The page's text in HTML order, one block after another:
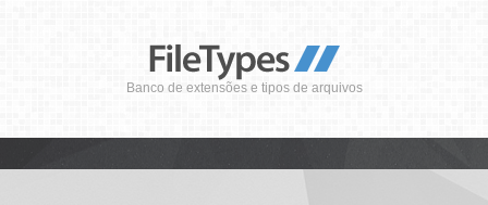
Banco de extensões e tipos de arquivos